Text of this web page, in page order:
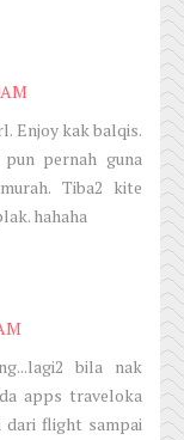
Enjoy kak balqis.
pernah guna
Tiba2 kite
hahaha
bila nak
apps traveloka
dari flight sampai